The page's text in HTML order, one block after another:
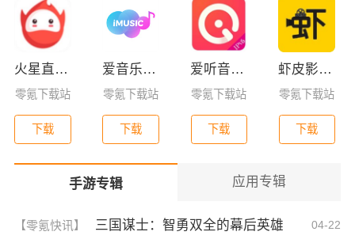
火星直播2025最新版
零氪下载站
下载
爱音乐app下载免费版
零氪下载站
下载
爱听音乐网免费版下载
零氪下载站
下载
虾皮影视免费版
零氪下载站
下载
手游专辑 应用专辑
【零氪快讯】 三国谋士：智勇双全的幕后英雄 04-22